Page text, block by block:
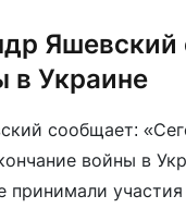
Яшевский
в Украине
сообщает:
войны в
принимали